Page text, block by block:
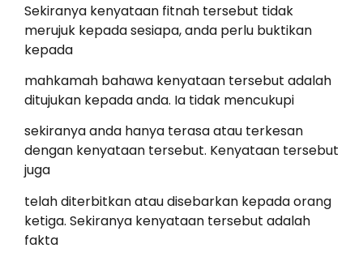
Sekiranya kenyataan fitnah tersebut tidak
merujuk kepada sesiapa, anda perlu buktikan
kepada
mahkamah bahawa kenyataan tersebut adalah
ditujukan kepada anda. Ia tidak mencukupi
sekiranya anda hanya terasa atau terkesan
dengan kenyataan tersebut. Kenyataan tersebut
juga
telah diterbitkan atau disebarkan kepada orang
ketiga. Sekiranya kenyataan tersebut adalah
fakta